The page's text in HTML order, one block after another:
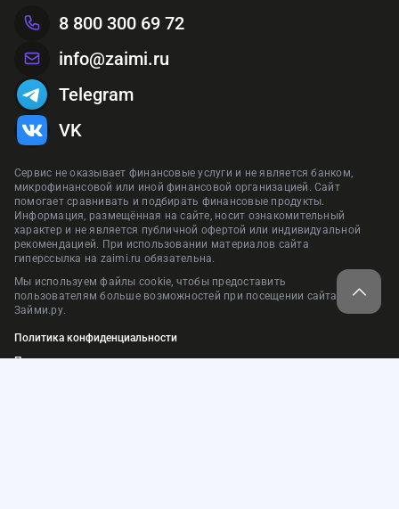
Сервис не оказывает финансовые услуги и не является банком,
микрофинансовой или иной финансовой организацией. Сайт
помогает сравнивать и подбирать финансовые продукты.
Информация, размещённая на сайте, носит ознакомительный
характер и не является публичной офертой или индивидуальной
рекомендацией. При использовании материалов сайта
гиперссылка на zaimi.ru обязательна.
Мы используем файлы cookie, чтобы предоставить
пользователям больше возможностей при посещении сайта
Займи.ру.
Политика конфиденциальности
Пользовательское соглашение
8 800 300 69 72
info@zaimi.ru
Telegram
VK